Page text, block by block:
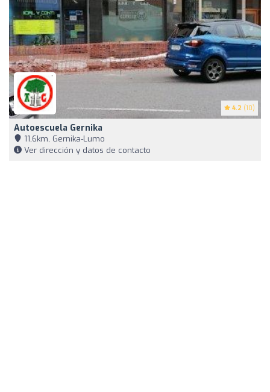
4.2 (10)
Autoescuela Gernika
11,6km, Gernika-Lumo
Ver dirección y datos de contacto